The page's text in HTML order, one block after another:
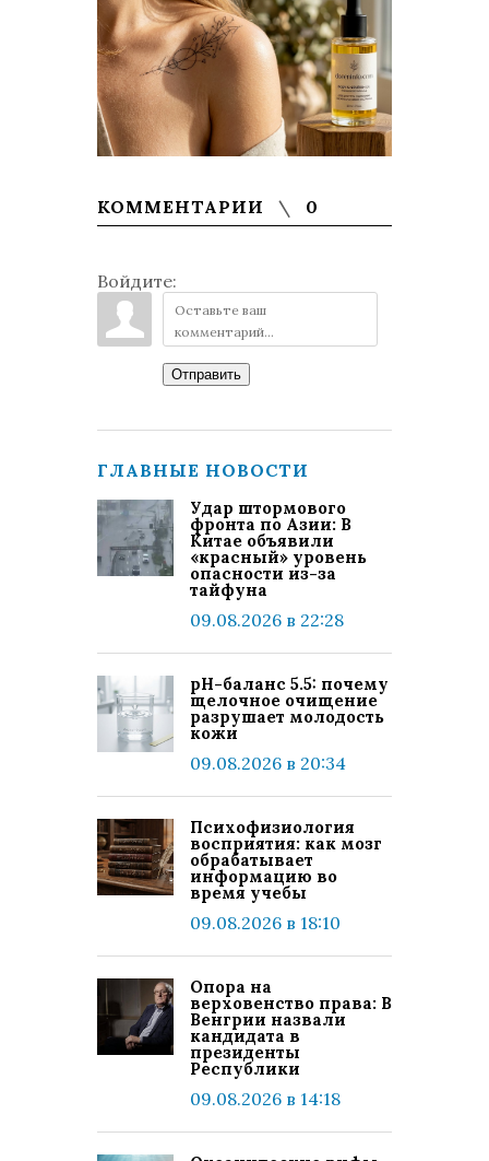
КОММЕНТАРИИ 0
Войдите:
Отправить
ГЛАВНЫЕ НОВОСТИ
Удар штормового
фронта по Азии: В
Китае объявили
«красный» уровень
опасности из-за
тайфуна
09.08.2026 в 22:28
pH-баланс 5.5: почему
щелочное очищение
разрушает молодость
кожи
09.08.2026 в 20:34
Психофизиология
восприятия: как мозг
обрабатывает
информацию во
время учебы
09.08.2026 в 18:10
Опора на
верховенство права: В
Венгрии назвали
кандидата в
президенты
Республики
09.08.2026 в 14:18